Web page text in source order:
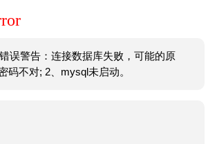
误警告：连接数据库失败，可能的原
码不对; 2、mysql未启动。